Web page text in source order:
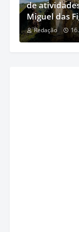
de
Miguel das
Redação